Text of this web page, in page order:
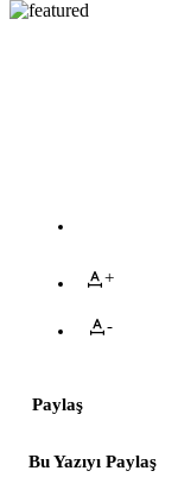
+
-
Paylaş
Bu Yazıyı Paylaş